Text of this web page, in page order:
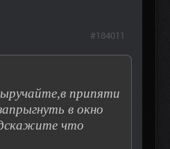
припяти
в окно
что
#184011